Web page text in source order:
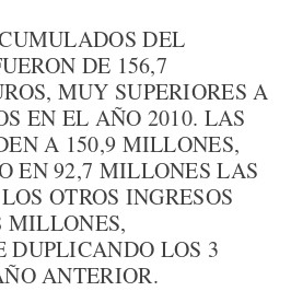
DEL
DE 156,7
MUY SUPERIORES A
EN EL AÑO 2010. LAS
A 150,9 MILLONES,
EN 92,7 MILLONES LAS
OTROS INGRESOS
MILLONES,
DUPLICANDO LOS 3
ANTERIOR.